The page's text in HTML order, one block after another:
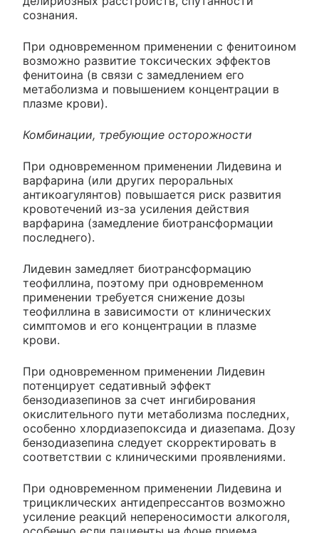
сознания.
При одновременном применении с фенитоином
возможно развитие токсических эффектов
фенитоина (в связи с замедлением его
метаболизма и повышением концентрации в
плазме крови).
Комбинации, требующие осторожности
При одновременном применении Лидевина и
варфарина (или других пероральных
антикоагулянтов) повышается риск развития
кровотечений из-за усиления действия
варфарина (замедление биотрансформации
последнего).
Лидевин замедляет биотрансформацию
теофиллина, поэтому при одновременном
применении требуется снижение дозы
теофиллина в зависимости от клинических
симптомов и его концентрации в плазме
крови.
При одновременном применении Лидевин
потенцирует седативный эффект
бензодиазепинов за счет ингибирования
окислительного пути метаболизма последних,
особенно хлордиазепоксида и диазепама. Дозу
бензодиазепина следует скорректировать в
соответствии с клиническими проявлениями.
При одновременном применении Лидевина и
трициклических антидепрессантов возможно
усиление реакций непереносимости алкоголя,